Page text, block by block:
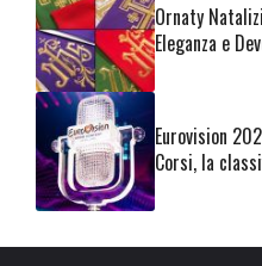
Ornaty
Eleganza e
Eurovision
Corsi, la